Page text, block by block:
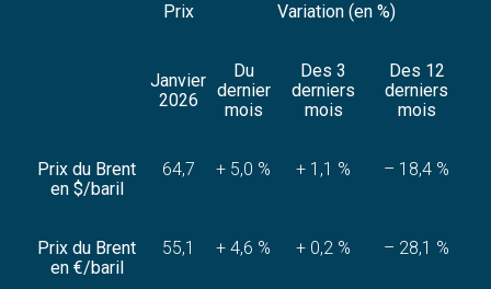
Prix Variation (en %)
Janvier
2026
Du
dernier
mois
Des 3
derniers
mois
Des 12
derniers
mois
Prix du Brent
en $/baril
64,7 + 5,0 % + 1,1 % – 18,4 %
Prix du Brent
en €/baril
55,1 + 4,6 % + 0,2 % – 28,1 %